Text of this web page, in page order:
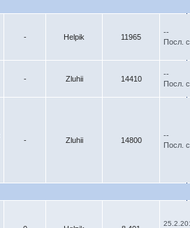
- Helpik 11965
--
Посл.
- Zluhii 14410
--
Посл.
- Zluhii 14800
--
Посл.